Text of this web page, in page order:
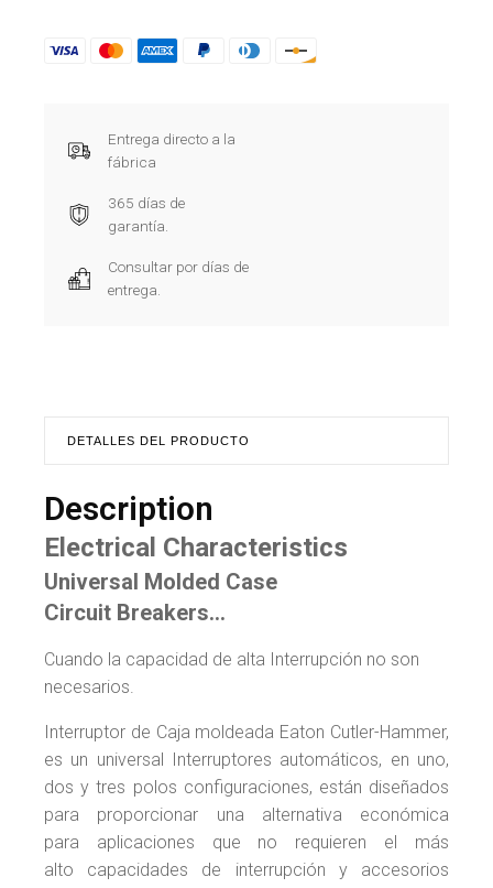
Entrega directo a la
fábrica
365 días de
garantía.
Consultar por días de
entrega.
DETALLES DEL PRODUCTO
Description
Electrical Characteristics
Universal Molded Case
Circuit Breakers…
Cuando la capacidad de alta Interrupción no son
necesarios.
Interruptor de Caja moldeada Eaton Cutler-Hammer,
es un universal Interruptores automáticos, en uno,
dos y tres polos configuraciones, están diseñados
para proporcionar una alternativa económica
para aplicaciones que no requieren el más
alto capacidades de interrupción y accesorios